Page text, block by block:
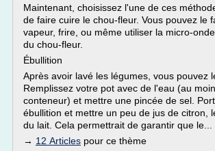
Maintenant, choisissez l'une de ces
de faire cuire le chou-fleur. Vous pouvez le
vapeur, frire, ou même utiliser la micro-
du chou-fleur.
Ébullition
Après avoir lavé les légumes, vous pouvez
Remplissez votre pot avec de l'eau (au
conteneur) et mettre une pincée de sel.
ébullition et mettre un peu de jus de citron,
du lait. Cela permettrait de garantir que le...
→ 12 Articles pour ce thème